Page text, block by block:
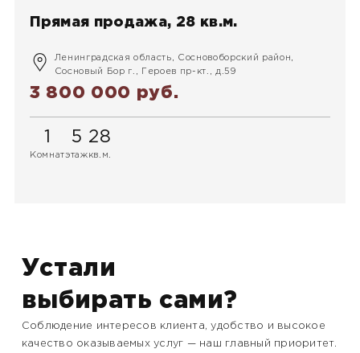
Прямая продажа, 28 кв.м.
Ленинградская область, Сосновоборский район,
Сосновый Бор г., Героев пр-кт., д.59
3 800 000 руб.
1
Комнат
5
этаж
28
кв.м.
Устали
выбирать сами?
Соблюдение интересов клиента, удобство и высокое
качество оказываемых услуг — наш главный приоритет.